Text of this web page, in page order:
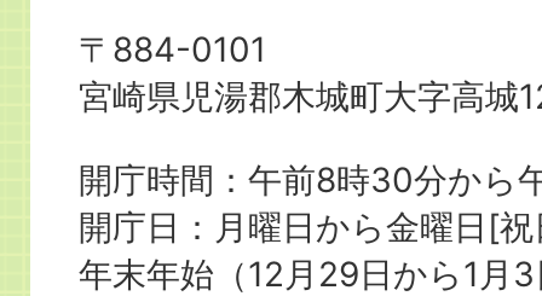
県
木
町
役
場
〒884-0101
宮崎県児湯郡木城町大字高城
開庁時間：午前8時30分から
開庁日：月曜日から金曜日[
年末年始（12月29日から1月